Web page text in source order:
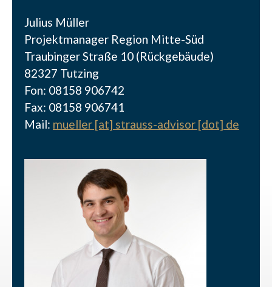
Julius Müller
Projektmanager Region Mitte-Süd
Traubinger Straße 10 (Rückgebäude)
82327 Tutzing
Fon: 08158 906742
Fax: 08158 906741
Mail: mueller [at] strauss-advisor [dot] de